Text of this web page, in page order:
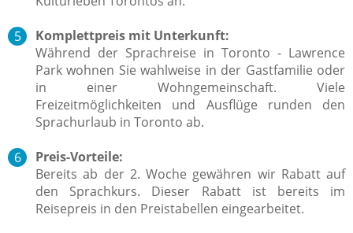
Komplettpreis mit Unterkunft:
Während der Sprachreise in Toronto - Lawrence
Park wohnen Sie wahlweise in der Gastfamilie oder
in einer Wohngemeinschaft. Viele
Freizeitmöglichkeiten und Ausflüge runden den
Sprachurlaub in Toronto ab.
Preis-Vorteile:
Bereits ab der 2. Woche gewähren wir Rabatt auf
den Sprachkurs. Dieser Rabatt ist bereits im
Reisepreis in den Preistabellen eingearbeitet.